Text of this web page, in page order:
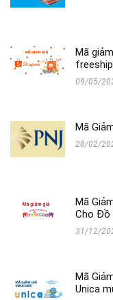
Mã
09/05/
Mã
28/02/
Mã
Cho Đồ
31/12/
Mã
Unica